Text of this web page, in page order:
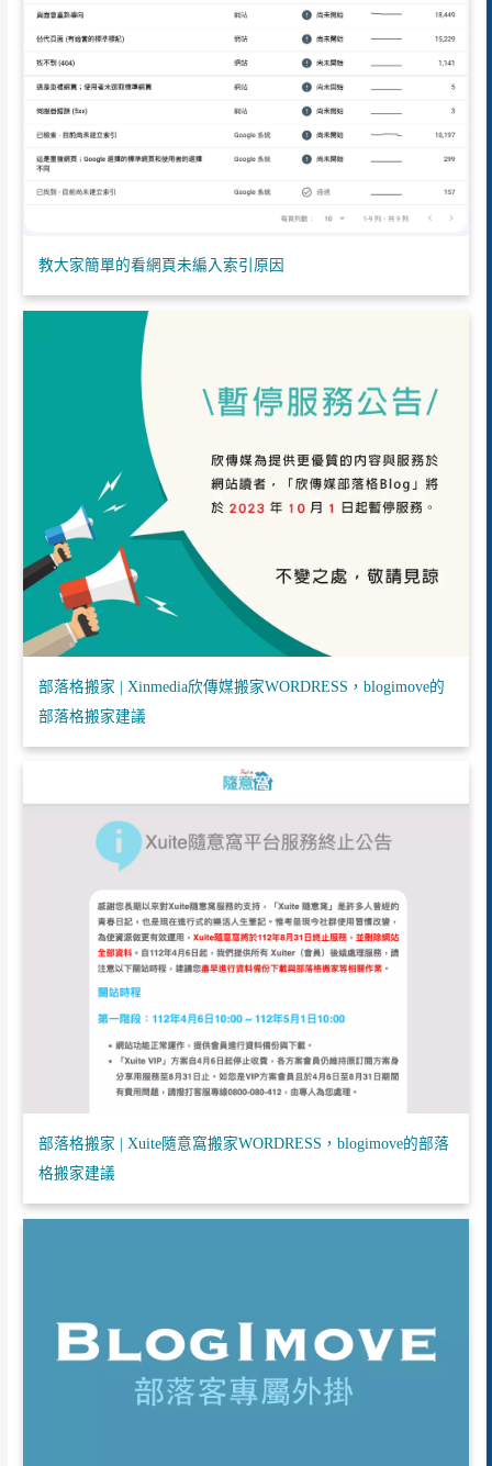
教大家簡單的看網頁未編入索引原因
部落格搬家 | Xinmedia欣傳媒搬家WORDRESS，blogimove的
部落格搬家建議
部落格搬家 | Xuite隨意窩搬家WORDRESS，blogimove的部落
格搬家建議